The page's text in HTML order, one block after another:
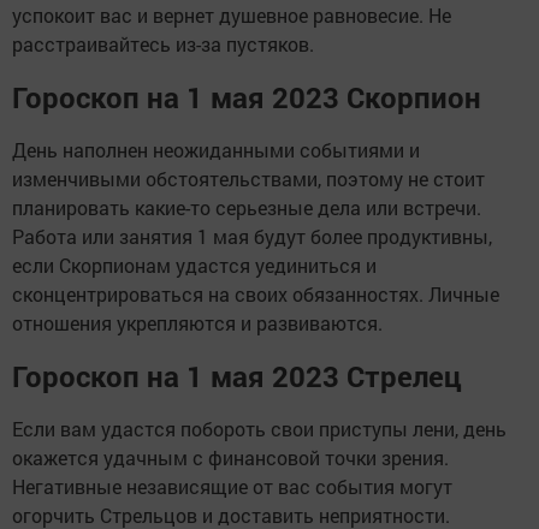
успокоит вас и вернет душевное равновесие. Не
расстраивайтесь из-за пустяков.
Гороскоп на 1 мая 2023 Скорпион
День наполнен неожиданными событиями и
изменчивыми обстоятельствами, поэтому не стоит
планировать какие-то серьезные дела или встречи.
Работа или занятия 1 мая будут более продуктивны,
если Скорпионам удастся уединиться и
сконцентрироваться на своих обязанностях. Личные
отношения укрепляются и развиваются.
Гороскоп на 1 мая 2023 Стрелец
Если вам удастся побороть свои приступы лени, день
окажется удачным с финансовой точки зрения.
Негативные независящие от вас события могут
огорчить Стрельцов и доставить неприятности.